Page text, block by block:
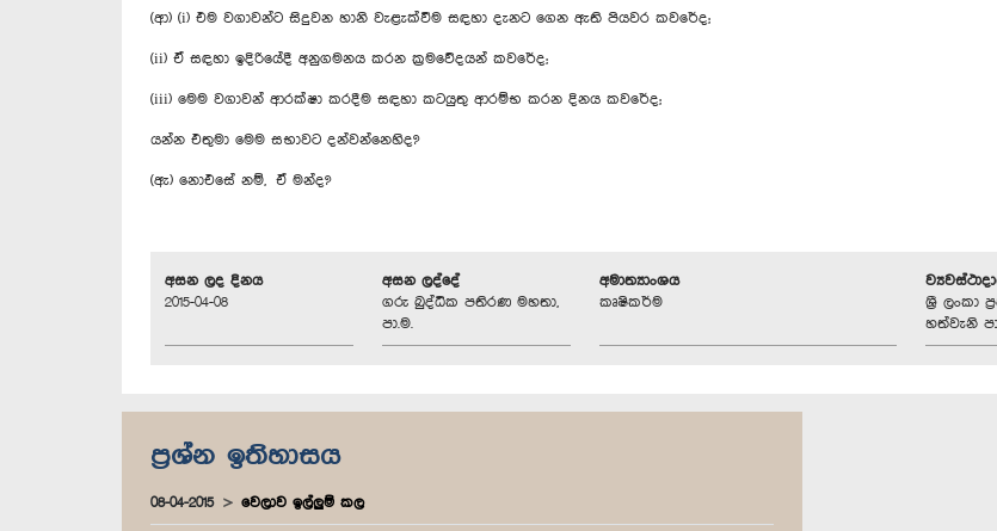
(ආ) (i) එම වගාවන්ට සිදුවන හානි වැළැක්වීම සඳහා දැනට ගෙන ඇති පියවර කවරේද;
(ii) ඒ සඳහා ඉදිරියේදී අනුගමනය කරන ක්‍රමවේදයන් කවරේද;
(iii) මෙම වගාවන් ආරක්ෂා කරදීම සඳහා කටයුතු ආරම්භ කරන දිනය කවරේද;
යන්න එතුමා මෙම සභාවට දන්වන්නෙහිද?
(ඇ) නොඑසේ නම්, ඒ මන්ද?
අසන ලද දිනය
2015-04-08
අසන ලද්දේ
ගරු බුද්ධික පතිරණ මහතා,
පා.ම.
අමාත්‍යාංශය
කෘෂිකර්ම
ශ්‍රී ලංකා
හත්වැනි
ප්‍රශ්න ඉතිහාසය
08-04-2015 වෙලාව ඉල්ලුම් කල